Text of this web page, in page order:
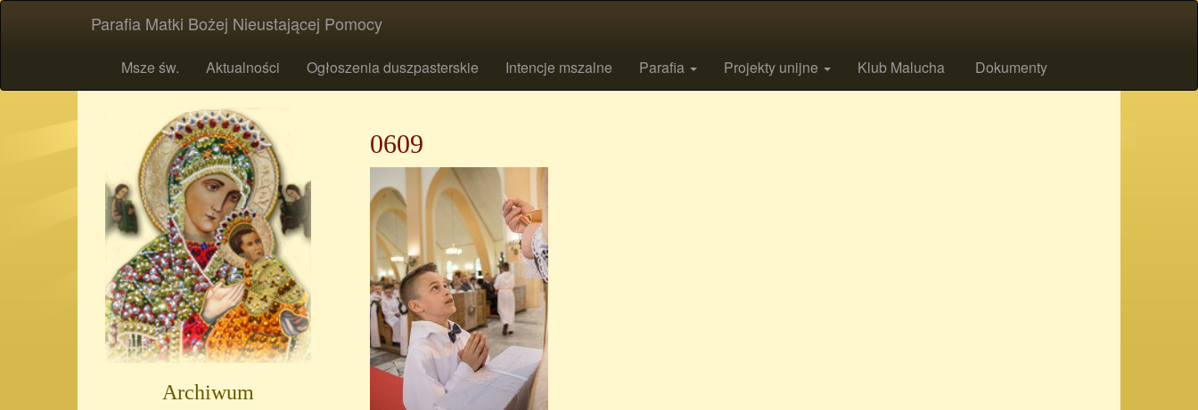
Parafia Matki Bożej Nieustającej Pomocy
Msze św. Aktualności Ogłoszenia duszpasterskie Intencje mszalne Parafia Projekty unijne Klub Malucha Dokumenty
0609
Archiwum